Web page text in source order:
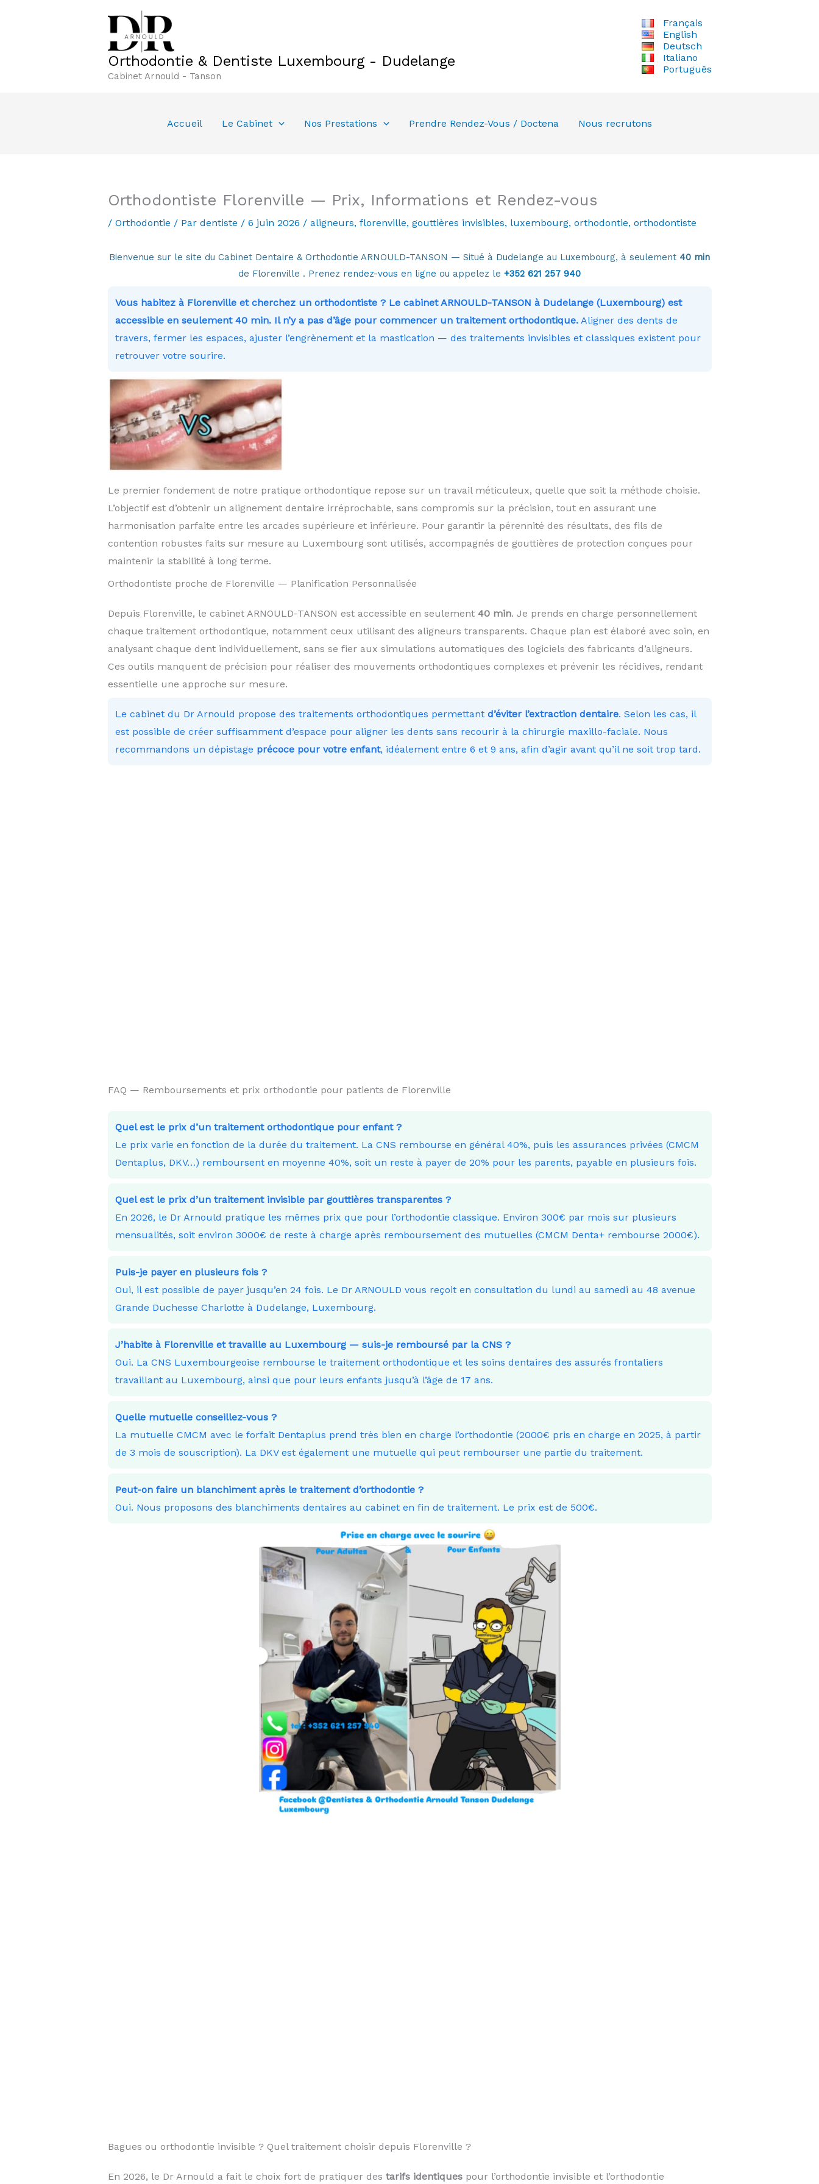
Orthodontie & Dentiste Luxembourg - Dudelange
Cabinet Arnould - Tanson
Français
English
Deutsch
Italiano
Português
Accueil Le Cabinet Nos Prestations Prendre Rendez-Vous / Doctena Nous recrutons
Orthodontiste Florenville — Prix, Informations et Rendez-vous
/ Orthodontie / Par dentiste / 6 juin 2026 / aligneurs, florenville, gouttières invisibles, luxembourg, orthodontie, orthodontiste
Bienvenue sur le site du Cabinet Dentaire & Orthodontie ARNOULD-TANSON — Situé à Dudelange au Luxembourg, à seulement 40 min
de Florenville . Prenez rendez-vous en ligne ou appelez le +352 621 257 940
Vous habitez à Florenville et cherchez un orthodontiste ? Le cabinet ARNOULD-TANSON à Dudelange (Luxembourg) est
accessible en seulement 40 min. Il n’y a pas d’âge pour commencer un traitement orthodontique.Aligner des dents de
travers, fermer les espaces, ajuster l’engrènement et la mastication — des traitements invisibles et classiques existent pour
retrouver votre sourire.
Le premier fondement de notre pratique orthodontique repose sur un travail méticuleux, quelle que soit la méthode choisie.
L’objectif est d’obtenir un alignement dentaire irréprochable, sans compromis sur la précision, tout en assurant une
harmonisation parfaite entre les arcades supérieure et inférieure. Pour garantir la pérennité des résultats, des fils de
contention robustes faits sur mesure au Luxembourg sont utilisés, accompagnés de gouttières de protection conçues pour
maintenir la stabilité à long terme.
Orthodontiste proche de Florenville — Planification Personnalisée
Depuis Florenville, le cabinet ARNOULD-TANSON est accessible en seulement 40 min. Je prends en charge personnellement
chaque traitement orthodontique, notamment ceux utilisant des aligneurs transparents. Chaque plan est élaboré avec soin, en
analysant chaque dent individuellement, sans se fier aux simulations automatiques des logiciels des fabricants d’aligneurs.
Ces outils manquent de précision pour réaliser des mouvements orthodontiques complexes et prévenir les récidives, rendant
essentielle une approche sur mesure.
Le cabinet du Dr Arnould propose des traitements orthodontiques permettant d’éviter l’extraction dentaire. Selon les cas, il
est possible de créer suffisamment d’espace pour aligner les dents sans recourir à la chirurgie maxillo-faciale. Nous
recommandons un dépistage précoce pour votre enfant, idéalement entre 6 et 9 ans, afin d’agir avant qu’il ne soit trop tard.
FAQ — Remboursements et prix orthodontie pour patients de Florenville
Quel est le prix d’un traitement orthodontique pour enfant ?
Le prix varie en fonction de la durée du traitement. La CNS rembourse en général 40%, puis les assurances privées (CMCM
Dentaplus, DKV…) remboursent en moyenne 40%, soit un reste à payer de 20% pour les parents, payable en plusieurs fois.
Quel est le prix d’un traitement invisible par gouttières transparentes ?
En 2026, le Dr Arnould pratique les mêmes prix que pour l’orthodontie classique. Environ 300€ par mois sur plusieurs
mensualités, soit environ 3000€ de reste à charge après remboursement des mutuelles (CMCM Denta+ rembourse 2000€).
Puis-je payer en plusieurs fois ?
Oui, il est possible de payer jusqu’en 24 fois. Le Dr ARNOULD vous reçoit en consultation du lundi au samedi au 48 avenue
Grande Duchesse Charlotte à Dudelange, Luxembourg.
J’habite à Florenville et travaille au Luxembourg — suis-je remboursé par la CNS ?
Oui. La CNS Luxembourgeoise rembourse le traitement orthodontique et les soins dentaires des assurés frontaliers
travaillant au Luxembourg, ainsi que pour leurs enfants jusqu’à l’âge de 17 ans.
Quelle mutuelle conseillez-vous ?
La mutuelle CMCM avec le forfait Dentaplus prend très bien en charge l’orthodontie (2000€ pris en charge en 2025, à partir
de 3 mois de souscription). La DKV est également une mutuelle qui peut rembourser une partie du traitement.
Peut-on faire un blanchiment après le traitement d’orthodontie ?
Oui. Nous proposons des blanchiments dentaires au cabinet en fin de traitement. Le prix est de 500€.
Bagues ou orthodontie invisible ? Quel traitement choisir depuis Florenville ?
En 2026, le Dr Arnould a fait le choix fort de pratiquer des tarifs identiquespour l’orthodontie invisible et l’orthodontie